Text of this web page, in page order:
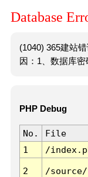
Database
(1040) 365建站
因：1、数据库密
PHP Debug
No. File
1
/
2 /